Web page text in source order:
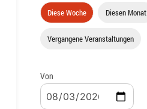
Diese Woche Diesen Monat
Vergangene Veranstaltungen
Von